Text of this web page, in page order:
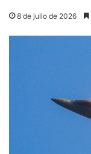
8 de julio de 2026